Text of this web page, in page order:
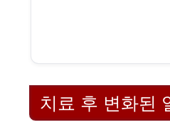
치료 후 변화된